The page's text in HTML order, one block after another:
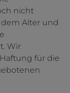
nicht
Alter und
Wir
für die